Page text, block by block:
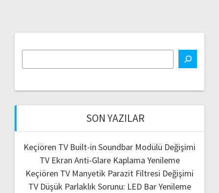
SON YAZILAR
Keçiören TV Built-in Soundbar Modülü Değişimi
TV Ekran Anti-Glare Kaplama Yenileme
Keçiören TV Manyetik Parazit Filtresi Değişimi
TV Düşük Parlaklık Sorunu: LED Bar Yenileme